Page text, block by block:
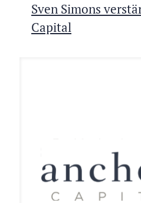
Sven Simons
Capital